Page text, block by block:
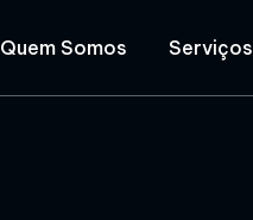
Quem Somos Serviços